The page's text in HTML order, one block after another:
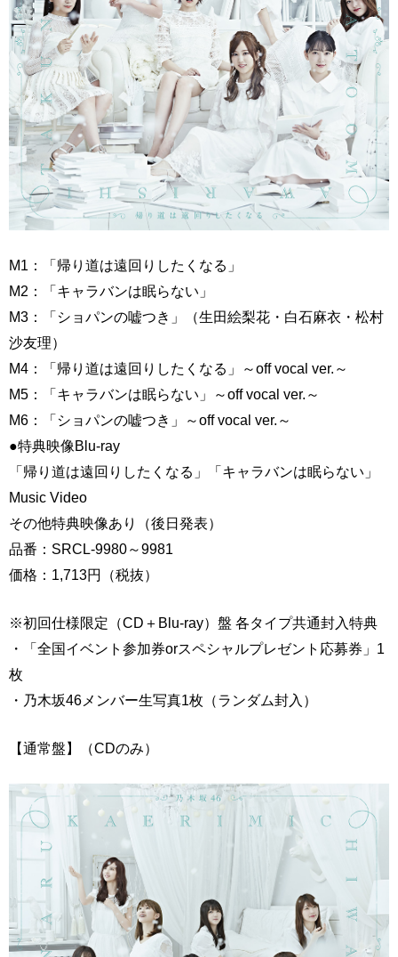
M1：「帰り道は遠回りしたくなる」
M2：「キャラバンは眠らない」
M3：「ショパンの嘘つき」（生田絵梨花・白石麻衣・松村
沙友理）
M4：「帰り道は遠回りしたくなる」～off vocal ver.～
M5：「キャラバンは眠らない」～off vocal ver.～
M6：「ショパンの嘘つき」～off vocal ver.～
●特典映像Blu-ray
「帰り道は遠回りしたくなる」「キャラバンは眠らない」
Music Video
その他特典映像あり（後日発表）
品番：SRCL-9980～9981
価格：1,713円（税抜）
※初回仕様限定（CD＋Blu-ray）盤 各タイプ共通封入特典
・「全国イベント参加券orスペシャルプレゼント応募券」1
枚
・乃木坂46メンバー生写真1枚（ランダム封入）
【通常盤】（CDのみ）